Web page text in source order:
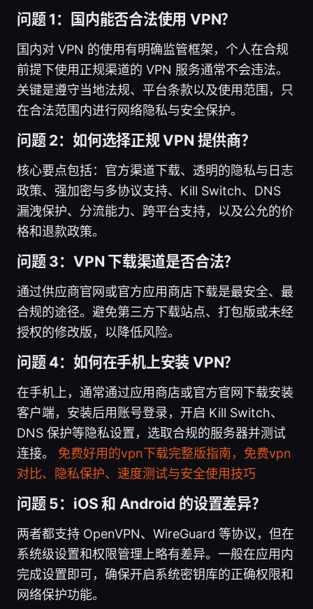
问题 1：国内能否合法使用 VPN？
国内对 VPN 的使用有明确监管框架，个人在合规
前提下使用正规渠道的 VPN 服务通常不会违法。
关键是遵守当地法规、平台条款以及使用范围，只
在合法范围内进行网络隐私与安全保护。
问题 2：如何选择正规 VPN 提供商？
核心要点包括：官方渠道下载、透明的隐私与日志
政策、强加密与多协议支持、Kill Switch、DNS
漏洩保护、分流能力、跨平台支持，以及公允的价
格和退款政策。
问题 3：VPN 下载渠道是否合法？
通过供应商官网或官方应用商店下载是最安全、最
合规的途径。避免第三方下载站点、打包版或未经
授权的修改版，以降低风险。
问题 4：如何在手机上安装 VPN？
在手机上，通常通过应用商店或官方官网下载安装
客户端，安装后用账号登录，开启 Kill Switch、
DNS 保护等隐私设置，选取合规的服务器并测试
连接。 免费好用的vpn下载完整版指南，免费vpn
对比、隐私保护、速度测试与安全使用技巧
问题 5：iOS 和 Android 的设置差异？
两者都支持 OpenVPN、WireGuard 等协议，但在
系统级设置和权限管理上略有差异。一般在应用内
完成设置即可，确保开启系统密钥库的正确权限和
网络保护功能。